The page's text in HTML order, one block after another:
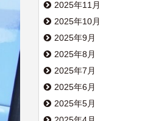
2025年11月
2025年10月
2025年9月
2025年8月
2025年7月
2025年6月
2025年5月